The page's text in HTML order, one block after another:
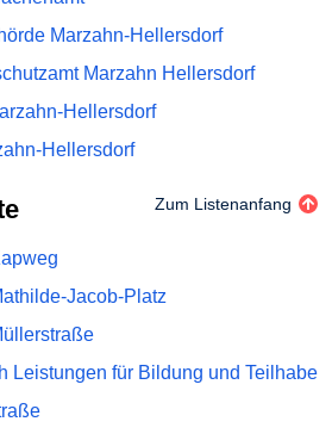
Marzahn-Hellersdorf
Marzahn Hellersdorf
Hellersdorf
Hellersdorf
Zum Listenanfang
Jacob-Platz
Leistungen für Bildung und Teilhabe